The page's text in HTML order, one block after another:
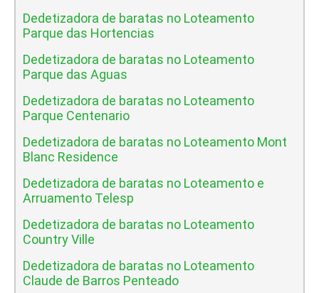
Dedetizadora de baratas no Loteamento
Parque das Hortencias
Dedetizadora de baratas no Loteamento
Parque das Aguas
Dedetizadora de baratas no Loteamento
Parque Centenario
Dedetizadora de baratas no Loteamento Mont
Blanc Residence
Dedetizadora de baratas no Loteamento e
Arruamento Telesp
Dedetizadora de baratas no Loteamento
Country Ville
Dedetizadora de baratas no Loteamento
Claude de Barros Penteado